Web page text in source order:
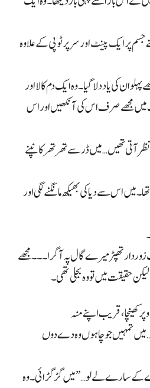
پر ایک پینٹ اور سر پر ٹوپی کے علاوہ
پہلوان کی یاد دلا گیا۔ وہ ایک دم کالا اور
میں مجھے صرف اس کی آنکھیں اور اس
آتی تھیں… میں ڈر سے تھر تھر کانپنے
2 فٹ لمبا تھا۔ میں اس سے دیا کی بھیکھ مانگنے لگی اور
تھپڑ میرے گال پہ آ گرا۔۔۔ مجھے
حقیقت میں تو وہ بجلی تھی۔
قریب اپنے منہ
میں تمہیں جو چاہوں وہ دے دوں
کے سارے لے لو…” میں گڑگڑائی۔ وہ